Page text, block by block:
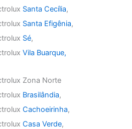
Santa Cecília,
Santa Efigênia,
Sé,
Vila Buarque,
Zona Norte
Brasilândia,
Cachoeirinha,
Casa Verde,